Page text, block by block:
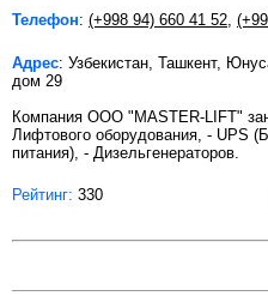
Телефон: (+998 94) 660 41 52
Адрес: Узбекистан, Ташкент,
дом 29
Компания OOO "MASTER-LIFT"
Лифтового оборудования, - UPS
питания), - Дизельгенераторов.
Рейтинг: 330